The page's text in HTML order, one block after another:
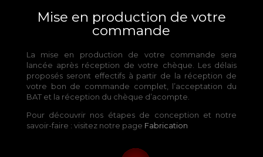
Mise en production de votre
commande
La mise en production de votre commande sera
lancée après réception de votre chèque. Les délais
proposés seront effectifs à partir de la réception de
votre bon de commande complet, l’acceptation du
BAT et la réception du chèque d’acompte.
Pour découvrir nos étapes de conception et notre
savoir-faire : visitez notre page Fabrication